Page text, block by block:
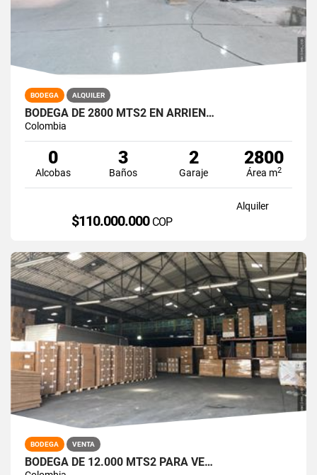
BODEGA ALQUILER
BODEGA DE 2800 MTS2 EN ARRIEN…
Colombia
0
Alcobas
3
Baños
2
Garaje
2800
Área m2
Alquiler
$110.000.000 COP
BODEGA VENTA
BODEGA DE 12.000 MTS2 PARA VE…